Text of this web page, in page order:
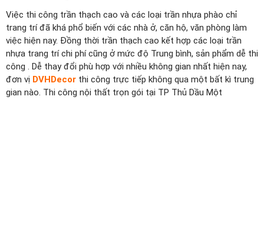
Việc thi công trần thạch cao và các loại trần nhựa phào chỉ
trang trí đã khá phổ biến với các nhà ở, căn hộ, văn phòng làm
việc hiện nay. Đồng thời trần thạch cao kết hợp các loại trần
nhựa trang trí chi phí cũng ở mức độ Trung bình, sản phẩm dễ thi
công . Dễ thay đổi phù hợp với nhiều không gian nhất hiện nay,
đơn vị DVHDecor thi công trực tiếp không qua một bất kì trung
gian nào. Thi công nội thất trọn gói tại TP Thủ Dầu Một